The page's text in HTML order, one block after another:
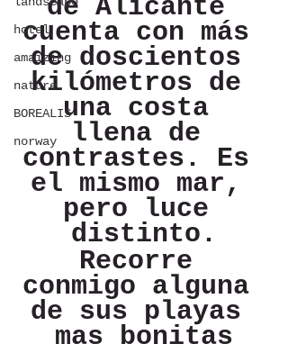
hotel
amaizing
nature
BOREALIS
norway
de Alicante
cuenta con más
de doscientos
kilómetros de
una costa
llena de
contrastes. Es
el mismo mar,
pero luce
distinto.
Recorre
conmigo alguna
de sus playas
mas bonitas